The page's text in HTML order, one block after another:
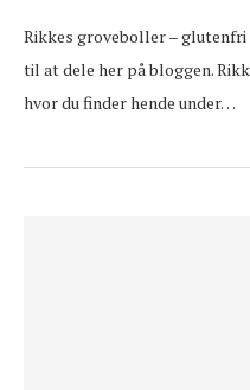
Rikkes groveboller – glutenfri
til at dele her på bloggen.
hvor du finder hende under…